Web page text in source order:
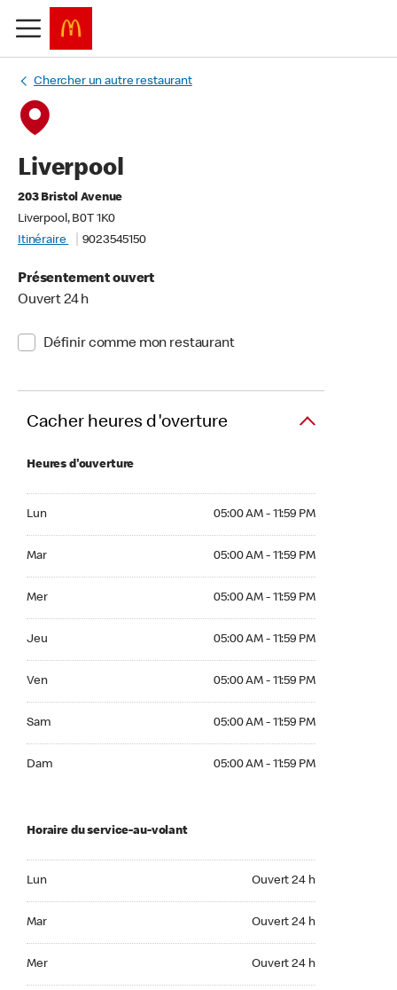
Chercher un autre restaurant
Liverpool
203 Bristol Avenue
Liverpool, B0T 1K0
Itinéraire
9023545150
Présentement ouvert
Ouvert 24 h
Définir comme mon restaurant
Cacher heures d'overture
Heures d'ouverture
Lun 05:00 AM - 11:59 PM
Mar 05:00 AM - 11:59 PM
Mer 05:00 AM - 11:59 PM
Jeu 05:00 AM - 11:59 PM
Ven 05:00 AM - 11:59 PM
Sam 05:00 AM - 11:59 PM
Dam 05:00 AM - 11:59 PM
Horaire du service-au-volant
Lun Ouvert 24 h
Mar Ouvert 24 h
Mer Ouvert 24 h